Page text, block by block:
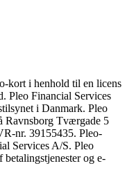
kort i henhold til en licens
Pleo Financial Services
i Danmark. Pleo
Ravnsborg Tværgade 5
nr. 39155435. Pleo-
Services A/S. Pleo
og e-